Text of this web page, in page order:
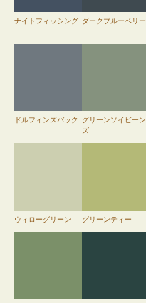
ナイトフィッシング ダークブルーベリー
ドルフィンズバック
グリーンソイビーン
ズ
ウィローグリーン グリーンティー